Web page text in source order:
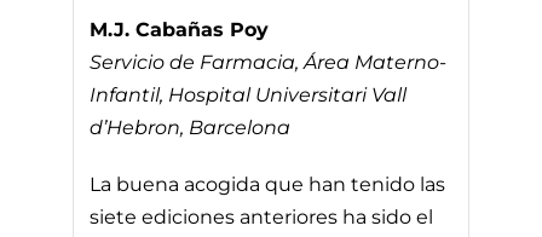
M.J. Cabañas Poy
Servicio de Farmacia, Área Materno-
Infantil, Hospital Universitari Vall
d’Hebron, Barcelona
La buena acogida que han tenido las
siete ediciones anteriores ha sido el